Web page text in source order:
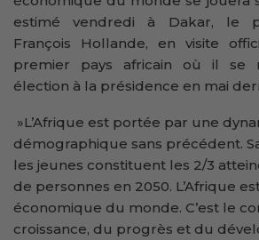
estimé vendredi à Dakar, le
François Hollande, en visite
premier pays africain où il se
élection à la présidence en mai
»L’Afrique est portée par une
démographique sans précédent.
les jeunes constituent les 2/3
de personnes en 2050. L’Afrique
économique du monde. C’est le
croissance, du progrès et du